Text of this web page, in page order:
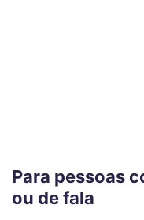
Para pessoas
ou de fala